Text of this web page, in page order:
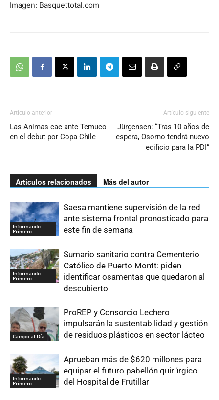
Imagen: Basquettotal.com
Artículo anterior
Las Animas cae ante Temuco
en el debut por Copa Chile
Artículo siguiente
Jürgensen: “Tras 10 años de
espera, Osorno tendrá nuevo
edificio para la PDI”
Artículos relacionados Más del autor
Informando
Primero
Saesa mantiene supervisión de la red
ante sistema frontal pronosticado para
este fin de semana
Informando
Primero
Sumario sanitario contra Cementerio
Católico de Puerto Montt: piden
identificar osamentas que quedaron al
descubierto
Campo al Día
ProREP y Consorcio Lechero
impulsarán la sustentabilidad y gestión
de residuos plásticos en sector lácteo
Informando
Primero
Aprueban más de $620 millones para
equipar el futuro pabellón quirúrgico
del Hospital de Frutillar